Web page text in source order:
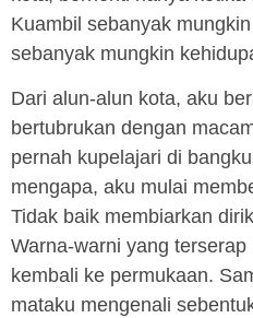
Kuambil sebanyak
sebanyak mungkin
Dari alun-alun kota, aku
bertubrukan dengan
pernah kupelajari di
mengapa, aku mulai
Tidak baik membiarkan
Warna-warni yang
kembali ke permukaan.
mataku mengenali